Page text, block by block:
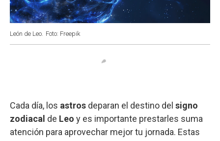
León de Leo. Foto: Freepik
Cada día, los astros deparan el destino del signo
zodiacal de Leo y es importante prestarles suma
atención para aprovechar mejor tu jornada. Estas